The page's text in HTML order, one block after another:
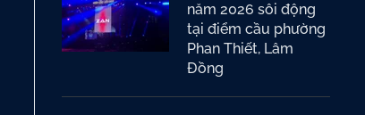
năm 2026 sôi động
tại điểm cầu phường
Phan Thiết, Lâm
Đồng